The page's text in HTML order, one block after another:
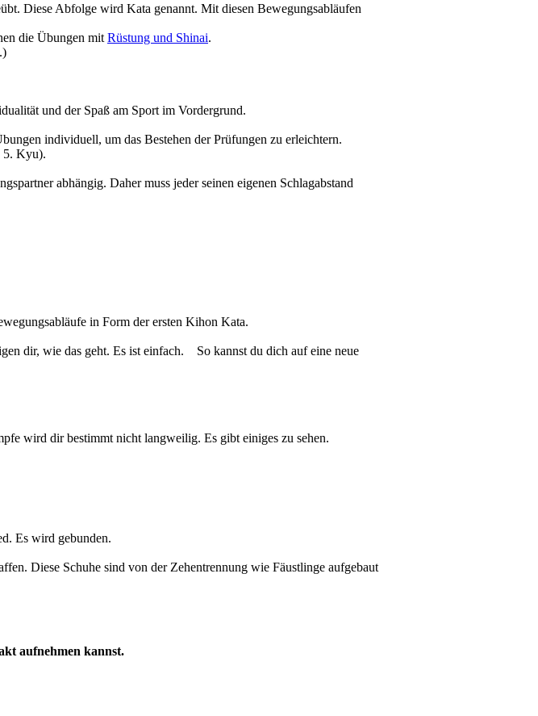
Diese Abfolge wird Kata genannt. Mit diesen Bewegungsabläufen
die Übungen mit Rüstung und Shinai.
und der Spaß am Sport im Vordergrund.
individuell, um das Bestehen der Prüfungen zu erleichtern.
5. Kyu).
abhängig. Daher muss jeder seinen eigenen Schlagabstand
in Form der ersten Kihon Kata.
dir, wie das geht. Es ist einfach.
So kannst du dich auf eine neue
wird dir bestimmt nicht langweilig. Es gibt einiges zu sehen.
Es wird gebunden.
Diese Schuhe sind von der Zehentrennung wie Fäustlinge aufgebaut
aufnehmen kannst.